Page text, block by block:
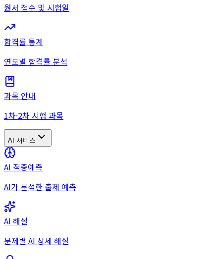
원서 접수 및 시험일
합격률 통계
연도별 합격률 분석
과목 안내
1차·2차 시험 과목
AI 서비스
AI 적중예측
AI가 분석한 출제 예측
AI 해설
문제별 AI 상세 해설